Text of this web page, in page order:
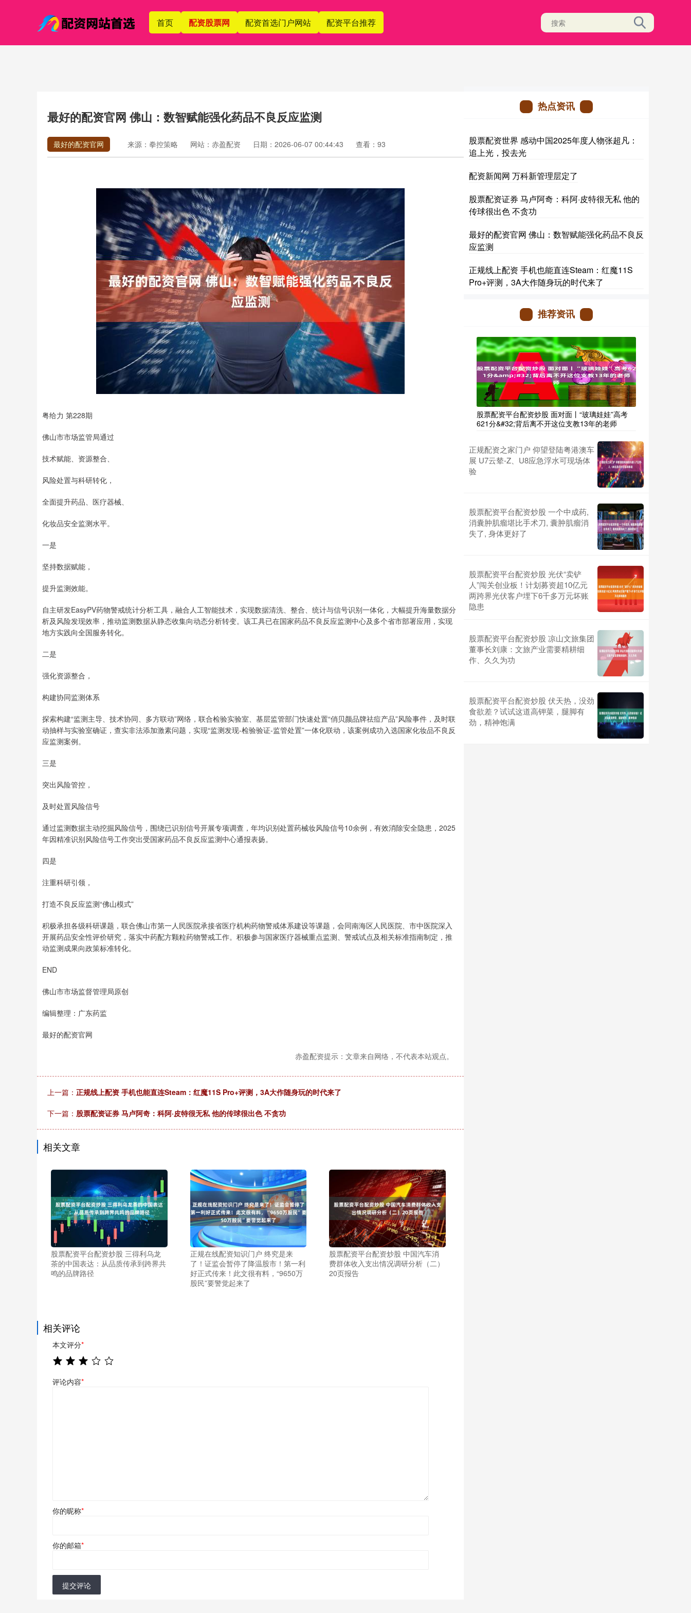
首页 配资股票网 配资首选门户网站 配资平台推荐
最好的配资官网 佛山：数智赋能强化药品不良反应监测
最好的配资官网 来源：拳控策略 网站：赤盈配资 日期：2026-06-07 00:44:43 查看：93
粤给力 第228期
佛山市市场监管局通过
技术赋能、资源整合、
风险处置与科研转化，
全面提升药品、医疗器械、
化妆品安全监测水平。
一是
坚持数据赋能，
提升监测效能。
自主研发EasyPV药物警戒统计分析工具，融合人工智能技术，实现数据清洗、整合、统计与信号识别一体化，大幅提升海量数据分
析及风险发现效率，推动监测数据从静态收集向动态分析转变。该工具已在国家药品不良反应监测中心及多个省市部署应用，实现
地方实践向全国服务转化。
二是
强化资源整合，
构建协同监测体系
探索构建“监测主导、技术协同、多方联动”网络，联合检验实验室、基层监管部门快速处置“俏贝颜品牌祛痘产品”风险事件，及时联
动抽样与实验室确证，查实非法添加激素问题，实现“监测发现-检验验证-监管处置”一体化联动，该案例成功入选国家化妆品不良反
应监测案例。
三是
突出风险管控，
及时处置风险信号
通过监测数据主动挖掘风险信号，围绕已识别信号开展专项调查，年均识别处置药械妆风险信号10余例，有效消除安全隐患，2025
年因精准识别风险信号工作突出受国家药品不良反应监测中心通报表扬。
四是
注重科研引领，
打造不良反应监测“佛山模式”
积极承担各级科研课题，联合佛山市第一人民医院承接省医疗机构药物警戒体系建设等课题，会同南海区人民医院、市中医院深入
开展药品安全性评价研究，落实中药配方颗粒药物警戒工作。积极参与国家医疗器械重点监测、警戒试点及相关标准指南制定，推
动监测成果向政策标准转化。
END
佛山市市场监督管理局原创
编辑整理：广东药监
最好的配资官网
赤盈配资提示：文章来自网络，不代表本站观点。
上一篇： 正规线上配资 手机也能直连Steam：红魔11S Pro+评测，3A大作随身玩的时代来了
下一篇： 股票配资证券 马卢阿奇：科阿·皮特很无私 他的传球很出色 不贪功
相关文章
股票配资平台配资炒股 三得利乌龙
茶的中国表达：从品质传承到跨界共
鸣的品牌路径
正规在线配资知识门户 终究是来
了！证监会暂停了降温股市！第一利
好正式传来！此文很有料，“9650万
股民”要警觉起来了
股票配资平台配资炒股 中国汽车消
费群体收入支出情况调研分析（二）
20页报告
相关评论
本文评分*
评论内容*
你的昵称*
你的邮箱*
提交评论
热点资讯
股票配资世界 感动中国2025年度人物张超凡：
追上光，投去光
配资新闻网 万科新管理层定了
股票配资证券 马卢阿奇：科阿·皮特很无私 他的
传球很出色 不贪功
最好的配资官网 佛山：数智赋能强化药品不良反
应监测
正规线上配资 手机也能直连Steam：红魔11S
Pro+评测，3A大作随身玩的时代来了
推荐资讯
股票配资平台配资炒股 面对面丨“玻璃娃娃”高考
621分&#32;背后离不开这位支教13年的老师
正规配资之家门户 仰望登陆粤港澳车
展 U7云辇-Z、U8应急浮水可现场体
验
股票配资平台配资炒股 一个中成药,
消囊肿肌瘤堪比手术刀, 囊肿肌瘤消
失了, 身体更好了
股票配资平台配资炒股 光伏“卖铲
人”闯关创业板！计划募资超10亿元
两跨界光伏客户埋下6千多万元坏账
隐患
股票配资平台配资炒股 凉山文旅集团
董事长刘康：文旅产业需要精耕细
作、久久为功
股票配资平台配资炒股 伏天热，没劲
食欲差？试试这道高钾菜，腿脚有
劲，精神饱满